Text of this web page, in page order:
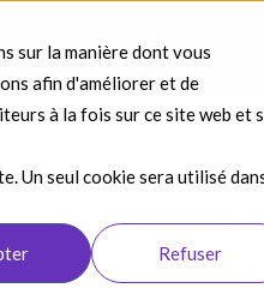
sur la manière dont vous
afin d'améliorer et de
à la fois sur ce site web et
Un seul cookie sera utilisé
Refuser